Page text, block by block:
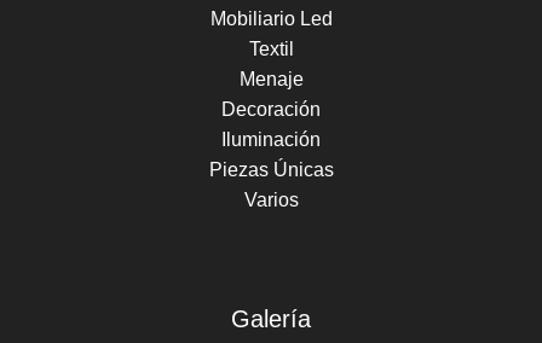
Mobiliario Led
Textil
Menaje
Decoración
Iluminación
Piezas Únicas
Varios
Galería